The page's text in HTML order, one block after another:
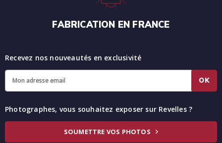
FABRICATION EN FRANCE
Recevez nos nouveautés en exclusivité
OK
Photographes, vous souhaitez exposer sur Revelles ?
SOUMETTRE VOS PHOTOS